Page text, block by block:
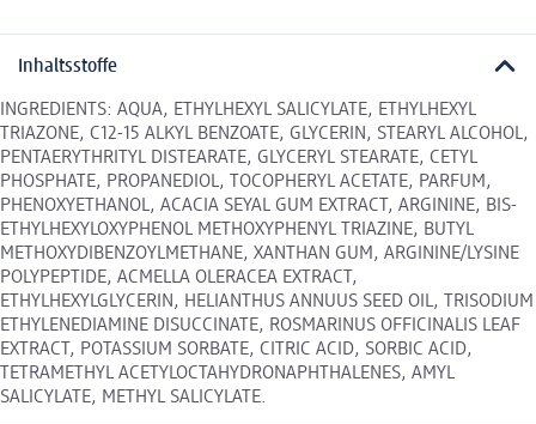
Inhaltsstoffe
INGREDIENTS: AQUA, ETHYLHEXYL SALICYLATE, ETHYLHEXYL
TRIAZONE, C12-15 ALKYL BENZOATE, GLYCERIN, STEARYL ALCOHOL,
PENTAERYTHRITYL DISTEARATE, GLYCERYL STEARATE, CETYL
PHOSPHATE, PROPANEDIOL, TOCOPHERYL ACETATE, PARFUM,
PHENOXYETHANOL, ACACIA SEYAL GUM EXTRACT, ARGININE, BIS-
ETHYLHEXYLOXYPHENOL METHOXYPHENYL TRIAZINE, BUTYL
METHOXYDIBENZOYLMETHANE, XANTHAN GUM, ARGININE/LYSINE
POLYPEPTIDE, ACMELLA OLERACEA EXTRACT,
ETHYLHEXYLGLYCERIN, HELIANTHUS ANNUUS SEED OIL, TRISODIUM
ETHYLENEDIAMINE DISUCCINATE, ROSMARINUS OFFICINALIS LEAF
EXTRACT, POTASSIUM SORBATE, CITRIC ACID, SORBIC ACID,
TETRAMETHYL ACETYLOCTAHYDRONAPHTHALENES, AMYL
SALICYLATE, METHYL SALICYLATE.